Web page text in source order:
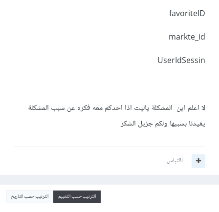
favoriteID
markte_id
UserIdSessin
لا اعلم اين المشكلة ياليت اذا احدكم معه فكره عن سبب المشكلة
يفيدنا بسببها ولكم جزيل الشكر
اقتباس
الترتيب حسب التقييم الترتيب حسب التاريخ